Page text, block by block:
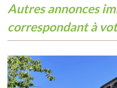
autres annonces immobilières
correspondant à